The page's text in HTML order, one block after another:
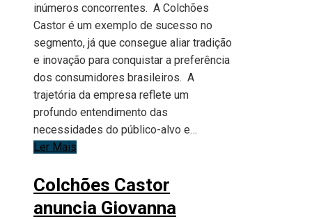
inúmeros concorrentes. A Colchões
Castor é um exemplo de sucesso no
segmento, já que consegue aliar tradição
e inovação para conquistar a preferência
dos consumidores brasileiros. A
trajetória da empresa reflete um
profundo entendimento das
necessidades do público-alvo e…
Ler Mais
Colchões Castor
anuncia Giovanna